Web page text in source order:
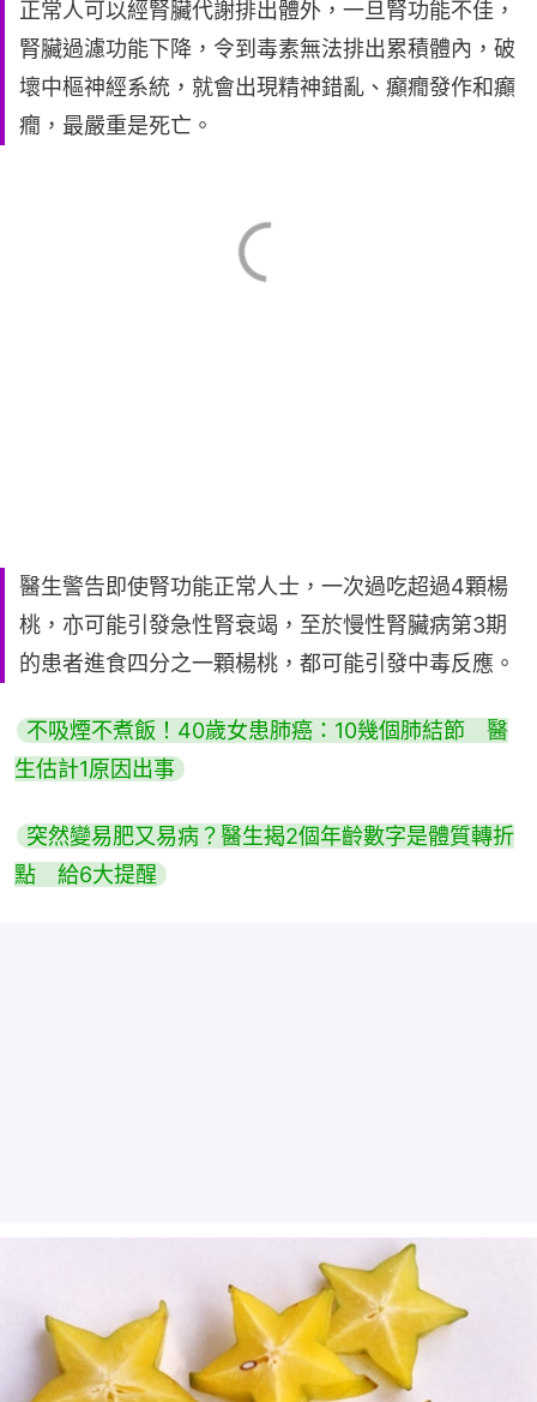
正常人可以經腎臟代謝排出體外，一旦腎功能不佳，
腎臟過濾功能下降，令到毒素無法排出累積體內，破
壞中樞神經系統，就會出現精神錯亂、癲癇發作和癲
癇，最嚴重是死亡。
醫生警告即使腎功能正常人士，一次過吃超過4顆楊
桃，亦可能引發急性腎衰竭，至於慢性腎臟病第3期
的患者進食四分之一顆楊桃，都可能引發中毒反應。
不吸煙不煮飯！40歲女患肺癌：10幾個肺結節　醫
生估計1原因出事
突然變易肥又易病？醫生揭2個年齡數字是體質轉折
點　給6大提醒